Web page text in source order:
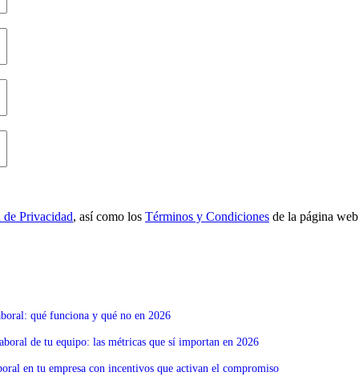
de Privacidad, así como los Términos y Condiciones de la página
qué funciona y qué no en 2026
de tu equipo: las métricas que sí importan en 2026
en tu empresa con incentivos que activan el compromiso